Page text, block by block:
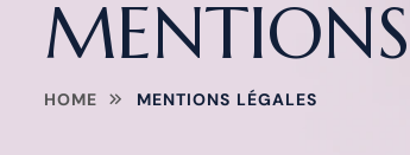
HOME MENTIONS LÉGALES